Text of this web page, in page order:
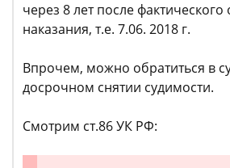
через 8 лет после
наказания, т.е. 7.06. 2018 г.
Впрочем, можно обратиться в
досрочном снятии судимости.
Смотрим ст.86 УК РФ: